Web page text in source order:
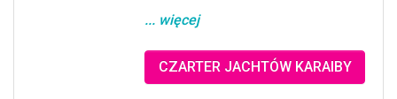
... więcej
CZARTER JACHTÓW KARAIBY